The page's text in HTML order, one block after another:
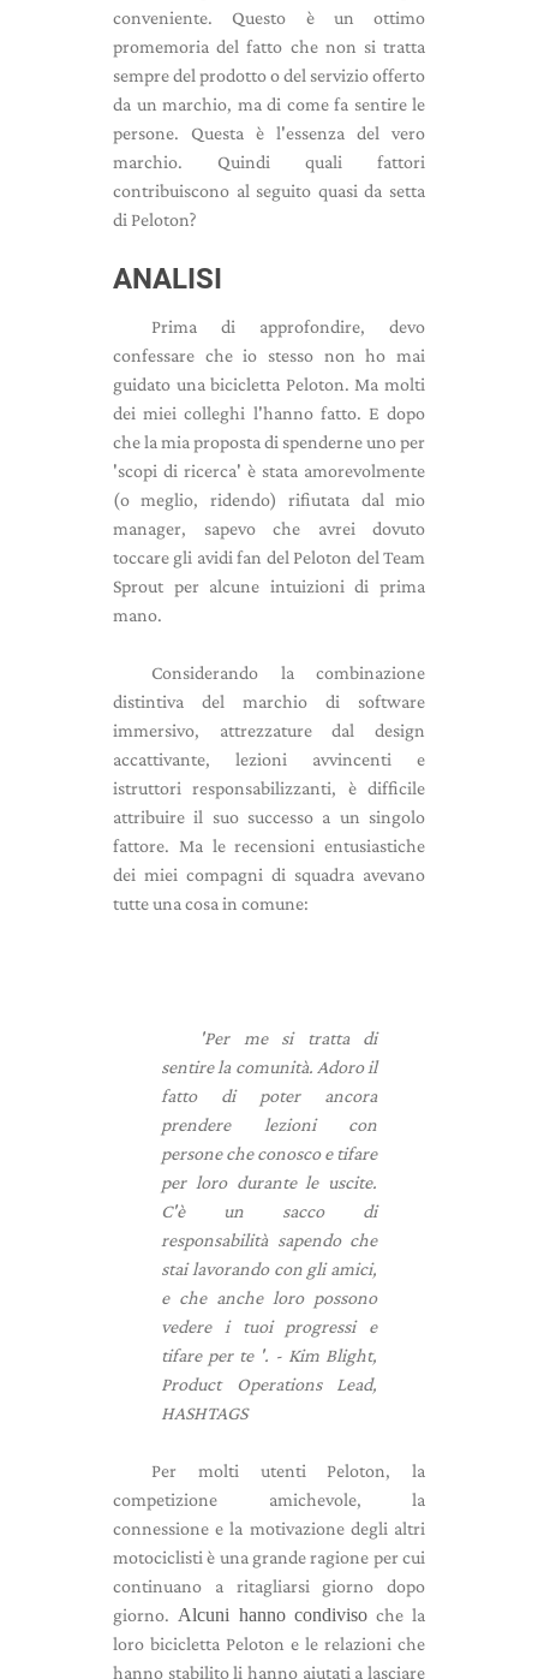
conveniente. Questo è un ottimo
promemoria del fatto che non si tratta
sempre del prodotto o del servizio offerto
da un marchio, ma di come fa sentire le
persone. Questa è l'essenza del vero
marchio. Quindi quali fattori
contribuiscono al seguito quasi da setta
di Peloton?
ANALISI
Prima di approfondire, devo
confessare che io stesso non ho mai
guidato una bicicletta Peloton. Ma molti
dei miei colleghi l'hanno fatto. E dopo
che la mia proposta di spenderne uno per
'scopi di ricerca' è stata amorevolmente
(o meglio, ridendo) rifiutata dal mio
manager, sapevo che avrei dovuto
toccare gli avidi fan del Peloton del Team
Sprout per alcune intuizioni di prima
mano.
Considerando la combinazione
distintiva del marchio di software
immersivo, attrezzature dal design
accattivante, lezioni avvincenti e
istruttori responsabilizzanti, è difficile
attribuire il suo successo a un singolo
fattore. Ma le recensioni entusiastiche
dei miei compagni di squadra avevano
tutte una cosa in comune:
'Per me si tratta di
sentire la comunità. Adoro il
fatto di poter ancora
prendere lezioni con
persone che conosco e tifare
per loro durante le uscite.
C'è un sacco di
responsabilità sapendo che
stai lavorando con gli amici,
e che anche loro possono
vedere i tuoi progressi e
tifare per te '. - Kim Blight,
Product Operations Lead,
HASHTAGS
Per molti utenti Peloton, la
competizione amichevole, la
connessione e la motivazione degli altri
motociclisti è una grande ragione per cui
continuano a ritagliarsi giorno dopo
giorno. Alcuni hanno condiviso che la
loro bicicletta Peloton e le relazioni che
hanno stabilito li hanno aiutati a lasciare